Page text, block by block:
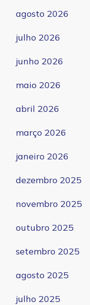
agosto 2026
julho 2026
junho 2026
maio 2026
abril 2026
março 2026
janeiro 2026
dezembro 2025
novembro 2025
outubro 2025
setembro 2025
agosto 2025
julho 2025